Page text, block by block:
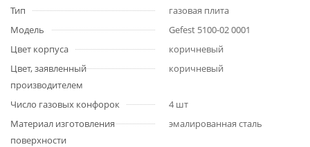
Тип
газовая плита
Модель
Gefest 5100-02 0001
Цвет корпуса
коричневый
Цвет, заявленный
производителем
коричневый
Число газовых конфорок
4 шт
Материал изготовления
поверхности
эмалированная сталь